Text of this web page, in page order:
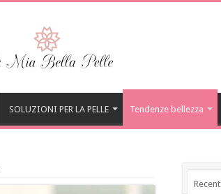
SOLUZIONI PER LA PELLE Tendenze bellezza
Recent